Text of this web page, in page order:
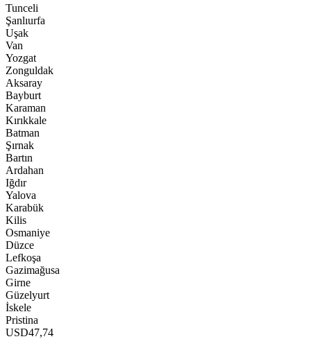
Tunceli
Şanlıurfa
Uşak
Van
Yozgat
Zonguldak
Aksaray
Bayburt
Karaman
Kırıkkale
Batman
Şırnak
Bartın
Ardahan
Iğdır
Yalova
Karabük
Kilis
Osmaniye
Düzce
Lefkoşa
Gazimağusa
Girne
Güzelyurt
İskele
Pristina
USD47,74